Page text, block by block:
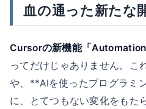
血の通った新たな
Cursorの新機能「
ってだけじゃありません。
や、**AIを使ったプログラミ
に、とてつもない変化をもた